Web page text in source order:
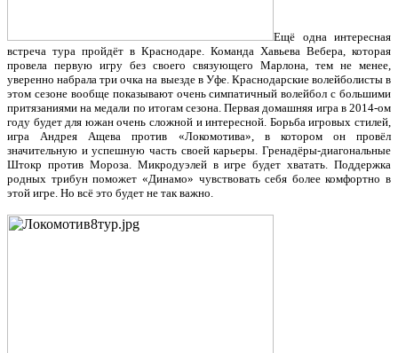
Ещё одна интересная
встреча тура пройдёт в Краснодаре. Команда Хавьева Вебера, которая
провела первую игру без своего связующего Марлона, тем не менее,
уверенно набрала три очка на выезде в Уфе. Краснодарские волейболисты в
этом сезоне вообще показывают очень симпатичный волейбол с большими
притязаниями на медали по итогам сезона. Первая домашняя игра в 2014-ом
году будет для южан очень сложной и интересной. Борьба игровых стилей,
игра Андрея Ащева против «Локомотива», в котором он провёл
значительную и успешную часть своей карьеры. Гренадёры-диагональные
Штокр против Мороза. Микродуэлей в игре будет хватать. Поддержка
родных трибун поможет «Динамо» чувствовать себя более комфортно в
этой игре. Но всё это будет не так важно.